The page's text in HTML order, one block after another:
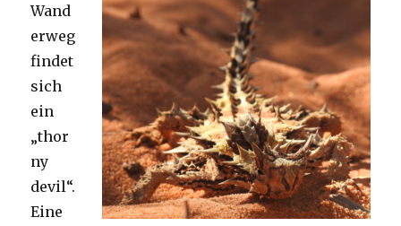
Wand
erweg
findet
sich
ein
„thor
ny
devil“.
Eine